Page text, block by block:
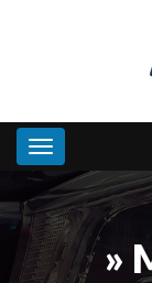
Toggle
»